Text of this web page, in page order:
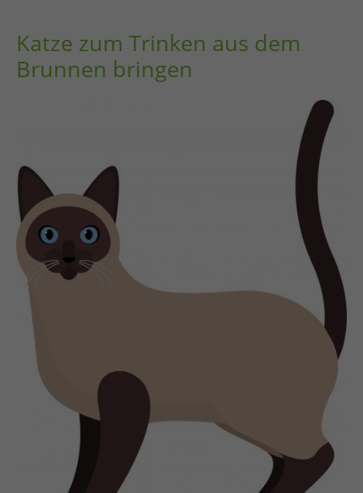
Katze zum Trinken aus dem
Brunnen bringen